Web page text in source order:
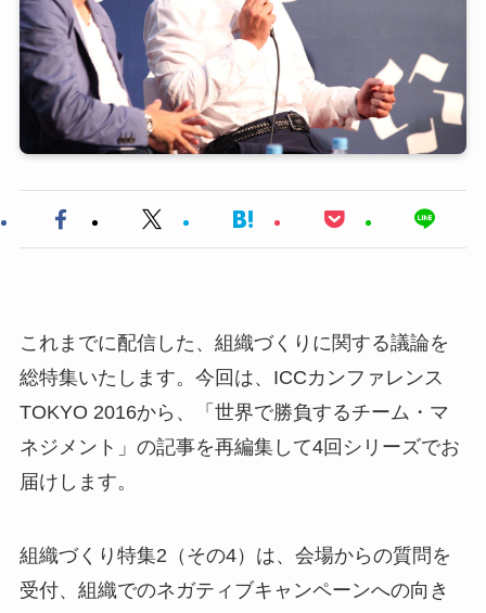
これまでに配信した、組織づくりに関する議論を
総特集いたします。今回は、ICCカンファレンス
TOKYO 2016から、「世界で勝負するチーム・マ
ネジメント」の記事を再編集して4回シリーズでお
届けします。
組織づくり特集2（その4）は、会場からの質問を
受付、組織でのネガティブキャンペーンへの向き